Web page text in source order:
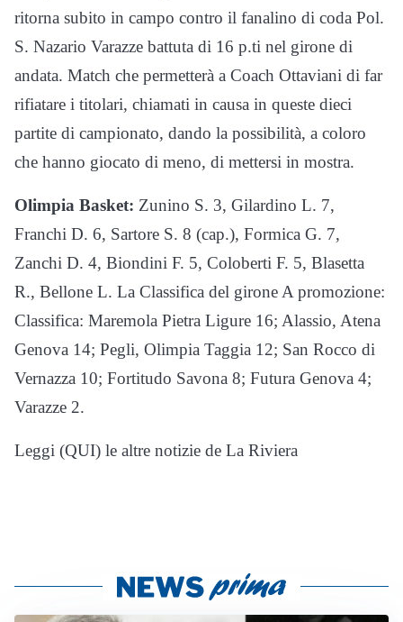
ritorna subito in campo contro il fanalino di coda Pol.
S. Nazario Varazze battuta di 16 p.ti nel girone di
andata. Match che permetterà a Coach Ottaviani di far
rifiatare i titolari, chiamati in causa in queste dieci
partite di campionato, dando la possibilità, a coloro
che hanno giocato di meno, di mettersi in mostra.
Olimpia Basket: Zunino S. 3, Gilardino L. 7,
Franchi D. 6, Sartore S. 8 (cap.), Formica G. 7,
Zanchi D. 4, Biondini F. 5, Coloberti F. 5, Blasetta
R., Bellone L. La Classifica del girone A promozione:
Classifica: Maremola Pietra Ligure 16; Alassio, Atena
Genova 14; Pegli, Olimpia Taggia 12; San Rocco di
Vernazza 10; Fortitudo Savona 8; Futura Genova 4;
Varazze 2.
Leggi (QUI) le altre notizie de La Riviera